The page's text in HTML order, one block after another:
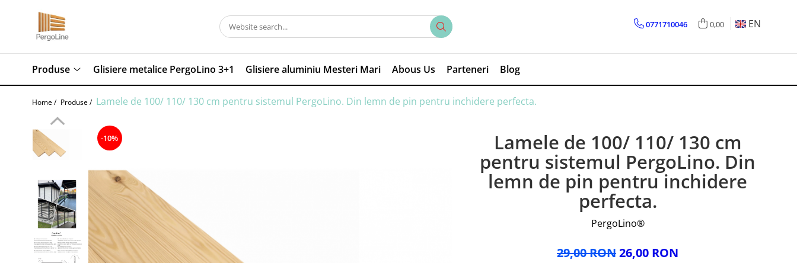
Produse
Kit PergoLino orizontal
PergoLino Vertical
Tratarea lemnului
Impregnanti pentru lemn
DecoLine
Conectori metalici
Decoratiuni ''Tree of life"
Decoratiuni Florale
Grill & firepit
Numar casa
Panouri porti si garduri
Terasa cadru container
0771710046 0,00 EN
Produse Glisiere metalice PergoLino 3+1 Glisiere aluminiu Mesteri Mari Abous Us Parteneri Blog
Home / Produse / Lamele de 100/ 110/ 130 cm pentru sistemul PergoLino. Din lemn de pin pentru inchidere perfecta.
Lamele de 100/ 110/ 130 cm
pentru sistemul PergoLino. Din
lemn de pin pentru inchidere
perfecta.
PergoLino®
-10%
29,00 RON26,00 RON